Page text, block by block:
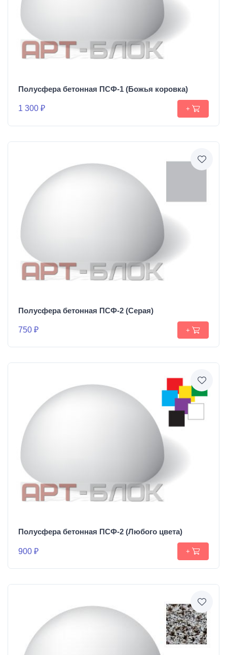
Полусфера бетонная ПСФ-1 (Божья коровка)
1 300 ₽ +
Полусфера бетонная ПСФ-2 (Серая)
750 ₽ +
Полусфера бетонная ПСФ-2 (Любого цвета)
900 ₽ +